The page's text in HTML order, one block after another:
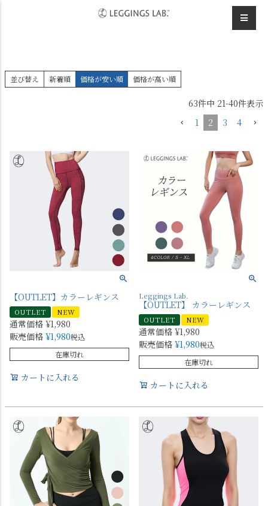
並び替え 新着順 価格が安い順 価格が高い順
63件中 21-40件表示
1
2 3 4
【OUTLET】カラーレギンス
OUTLET NEW
通常価格 ¥1,980
販売価格 ¥1,980税込
在庫切れ
カートに入れる
Leggings Lab.
【OUTLET】 カラーレギンス
OUTLET NEW
通常価格 ¥1,980
販売価格 ¥1,980税込
在庫切れ
カートに入れる